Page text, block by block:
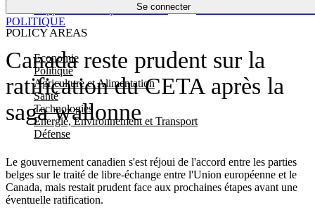
Se connecter
POLICY AREAS
Economie
Politique
Agriculture et Alimentation
Santé
Technologies
Energie, Environnement et Transport
Défense
Économie
Canada reste prudent sur la
ratification du CETA après la
saga wallonne
Le gouvernement canadien s'est réjoui de l'accord entre les parties
belges sur le traité de libre-échange entre l'Union européenne et le
Canada, mais restait prudent face aux prochaines étapes avant une
éventuelle ratification.
POLITIQUE